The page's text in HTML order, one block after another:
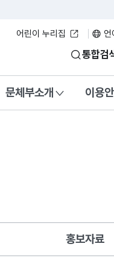
어린이 누리집 언
통합검
문체부소개 이용
홍보자료